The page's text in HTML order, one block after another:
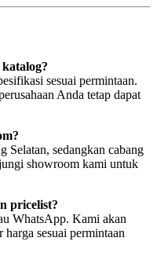
sesuai permintaan.
Anda tetap dapat
Selatan, sedangkan cabang
showroom kami untuk
pricelist?
WhatsApp. Kami akan
sesuai permintaan